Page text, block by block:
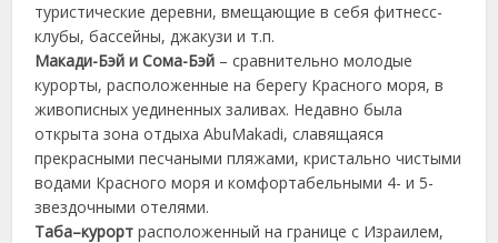
туристические деревни, вмещающие в себя фитнесс-
клубы, бассейны, джакузи и т.п.
Макади-Бэй и Сома-Бэй – сравнительно молодые
курорты, расположенные на берегу Красного моря, в
живописных уединенных заливах. Недавно была
открыта зона отдыха AbuMakadi, славящаяся
прекрасными песчаными пляжами, кристально чистыми
водами Красного моря и комфортабельными 4- и 5-
звездочными отелями.
Таба–курорт расположенный на границе с Израилем,